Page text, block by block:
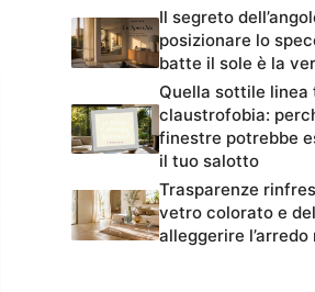
Il segreto
posizionare lo
batte il sole è la
Quella sottile linea
claustrofobia:
finestre potrebbe
il tuo salotto
Trasparenze
vetro colorato e
alleggerire